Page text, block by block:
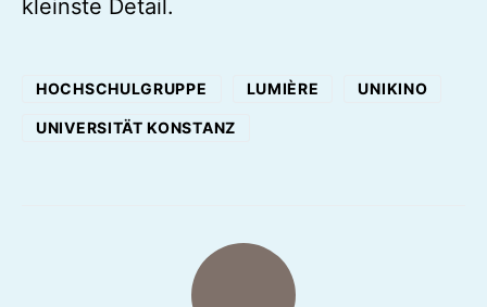
kleinste Detail.
HOCHSCHULGRUPPE LUMIÈRE UNIKINO
UNIVERSITÄT KONSTANZ